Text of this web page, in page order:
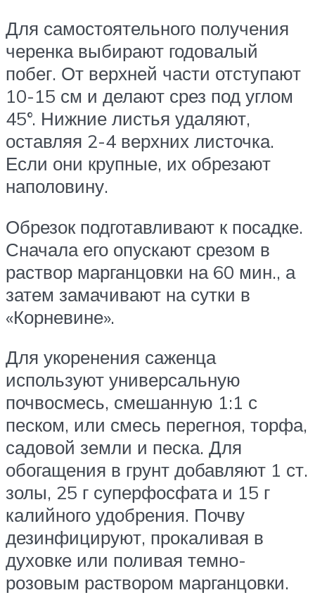
Для самостоятельного получения
черенка выбирают годовалый
побег. От верхней части отступают
10-15 см и делают срез под углом
45°. Нижние листья удаляют,
оставляя 2-4 верхних листочка.
Если они крупные, их обрезают
наполовину.
Обрезок подготавливают к посадке.
Сначала его опускают срезом в
раствор марганцовки на 60 мин., а
затем замачивают на сутки в
«Корневине».
Для укоренения саженца
используют универсальную
почвосмесь, смешанную 1:1 с
песком, или смесь перегноя, торфа,
садовой земли и песка. Для
обогащения в грунт добавляют 1 ст.
золы, 25 г суперфосфата и 15 г
калийного удобрения. Почву
дезинфицируют, прокаливая в
духовке или поливая темно-
розовым раствором марганцовки.